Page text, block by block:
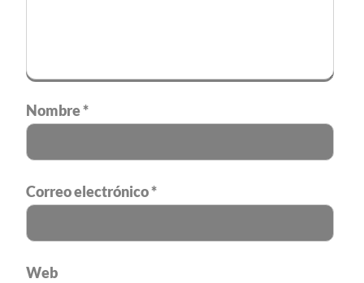
Nombre*
Correo electrónico*
Web